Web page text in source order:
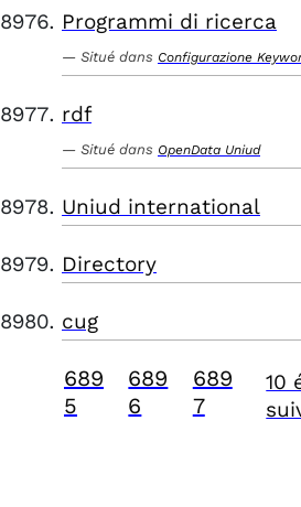
Programmi di ricerca
Situé dans Configurazione
rdf
Situé dans OpenData Uniud
Uniud international
Directory
cug
689
5
689
6
689
7
10